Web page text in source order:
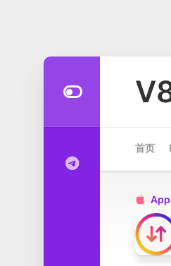
首页
